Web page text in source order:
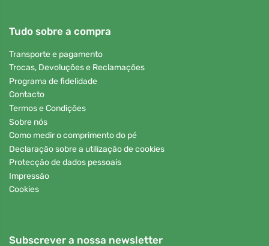
Tudo sobre a compra
Transporte e pagamento
Trocas, Devoluções e Reclamações
Programa de fidelidade
Contacto
Termos e Condições
Sobre nós
Como medir o comprimento do pé
Declaração sobre a utilização de cookies
Protecção de dados pessoais
Impressão
Cookies
Subscrever a nossa newsletter